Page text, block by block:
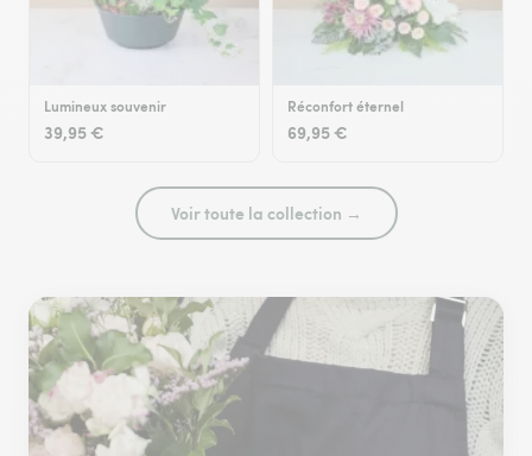
Lumineux souvenir
39,95 €
Réconfort éternel
69,95 €
Voir toute la collection →